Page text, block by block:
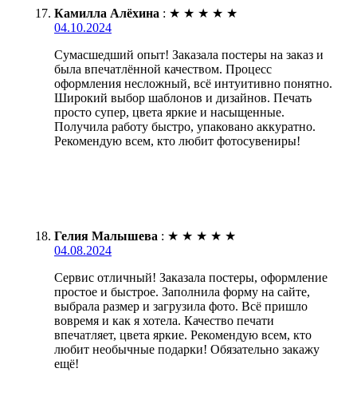
Камилла Алёхина : ★ ★ ★ ★ ★
04.10.2024
Сумасшедший опыт! Заказала постеры на заказ и
была впечатлённой качеством. Процесс
оформления несложный, всё интуитивно понятно.
Широкий выбор шаблонов и дизайнов. Печать
просто супер, цвета яркие и насыщенные.
Получила работу быстро, упаковано аккуратно.
Рекомендую всем, кто любит фотосувениры!
Гелия Малышева : ★ ★ ★ ★ ★
04.08.2024
Сервис отличный! Заказала постеры, оформление
простое и быстрое. Заполнила форму на сайте,
выбрала размер и загрузила фото. Всё пришло
вовремя и как я хотела. Качество печати
впечатляет, цвета яркие. Рекомендую всем, кто
любит необычные подарки! Обязательно закажу
ещё!